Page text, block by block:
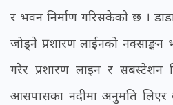
र भवन निर्माण गरिसकेको छ ।
जोड्ने प्रशारण लाईनको
गरेर प्रशारण लाइन र सबस्टेशन
आसपासका नदीमा अनुमति